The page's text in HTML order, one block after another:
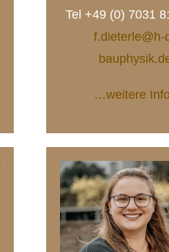
Tel +49 (0) 7031
f.dieterle@h-
…weitere